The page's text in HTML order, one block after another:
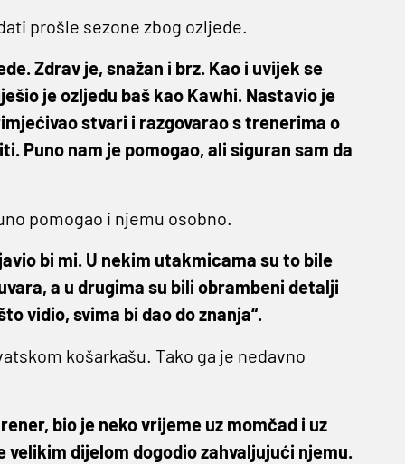
prošle sezone zbog ozljede.
Zdrav je, snažan i brz. Kao i uvijek se
je ozljedu baš kao Kawhi. Nastavio je
stvari i razgovarao s trenerima o
Puno nam je pomogao, ali siguran sam da
pomogao i njemu osobno.
bi mi. U nekim utakmicama su to bile
a u drugima su bili obrambeni detalji
vidio, svima bi dao do znanja“.
košarkašu. Tako ga je nedavno
bio je neko vrijeme uz momčad i uz
velikim dijelom dogodio zahvaljujući njemu.